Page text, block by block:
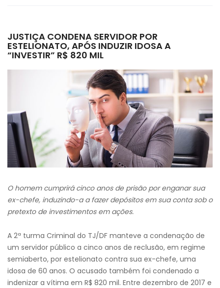
JUSTIÇA CONDENA SERVIDOR POR
ESTELIONATO, APÓS INDUZIR IDOSA A
“INVESTIR” R$ 820 MIL
O homem cumprirá cinco anos de prisão por enganar sua
ex-chefe, induzindo-a a fazer depósitos em sua conta sob o
pretexto de investimentos em ações.
A 2ª turma Criminal do TJ/DF manteve a condenação de
um servidor público a cinco anos de reclusão, em regime
semiaberto, por estelionato contra sua ex-chefe, uma
idosa de 60 anos. O acusado também foi condenado a
indenizar a vítima em R$ 820 mil. Entre dezembro de 2017 e